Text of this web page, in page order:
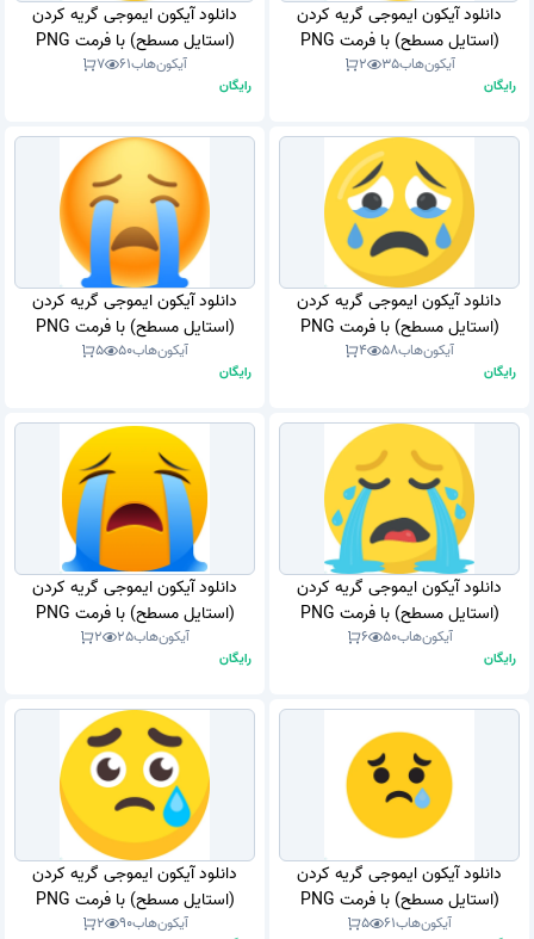
دانلود آیکون ایموجی گریه کردن
(استایل مسطح) با فرمت PNG
آیکون‌هاب35
2
رایگان
دانلود آیکون ایموجی گریه کردن
(استایل مسطح) با فرمت PNG
آیکون‌هاب61
7
رایگان
دانلود آیکون ایموجی گریه کردن
(استایل مسطح) با فرمت PNG
آیکون‌هاب58
4
رایگان
دانلود آیکون ایموجی گریه کردن
(استایل مسطح) با فرمت PNG
آیکون‌هاب50
5
رایگان
دانلود آیکون ایموجی گریه کردن
(استایل مسطح) با فرمت PNG
آیکون‌هاب50
6
رایگان
دانلود آیکون ایموجی گریه کردن
(استایل مسطح) با فرمت PNG
آیکون‌هاب25
2
رایگان
دانلود آیکون ایموجی گریه کردن
(استایل مسطح) با فرمت PNG
آیکون‌هاب61
5
دانلود آیکون ایموجی گریه کردن
(استایل مسطح) با فرمت PNG
آیکون‌هاب90
2